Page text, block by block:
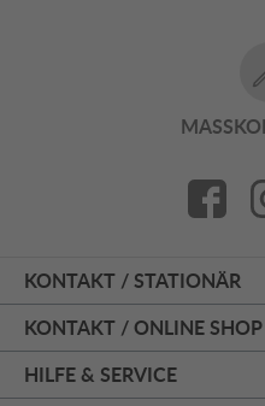
KONTAKT / STATIONÄR
KONTAKT / ONLINE SHOP
HILFE & SERVICE